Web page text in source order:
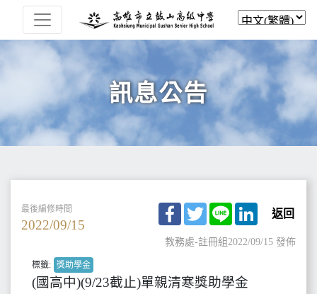
訊息公告
最後編修時間
2022/09/15
Facebook
TwitterLine LinkedIn
返回
教務處-註冊組2022/09/15 發佈
標籤: 獎助學金
(國高中)(9/23截止)單親清寒獎助學金